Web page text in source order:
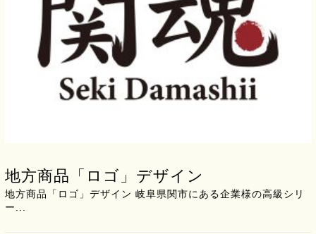
地方商品「ロゴ」デザイン
地方商品「ロゴ」デザイン 岐阜県関市にある企業様の高級シリ
ー...